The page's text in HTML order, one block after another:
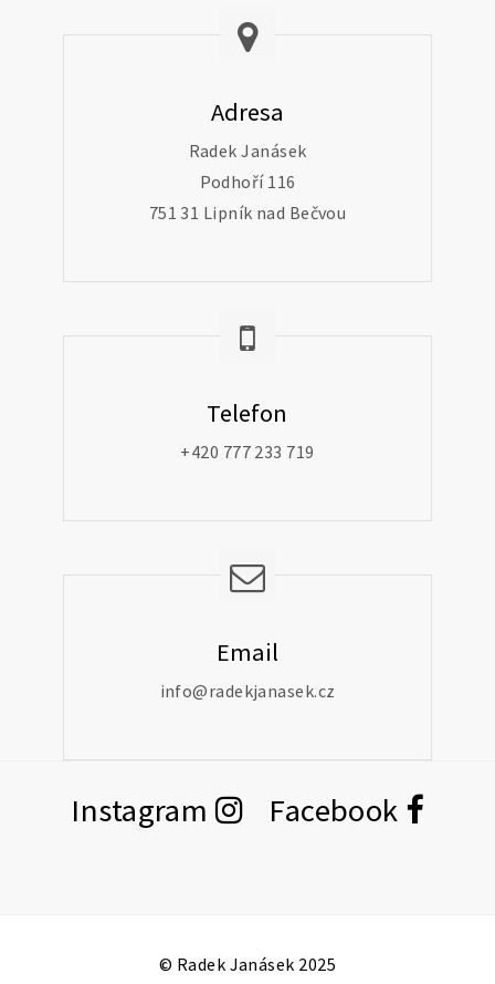
Adresa
Radek Janásek
Podhoří 116
751 31 Lipník nad Bečvou
Telefon
+420 777 233 719
Email
info@radekjanasek.cz
Instagram Facebook
© Radek Janásek 2025